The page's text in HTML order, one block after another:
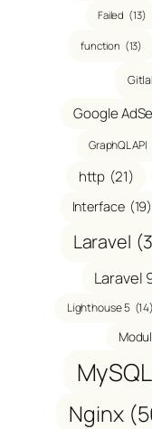
Failed (13)
function (13)
Google
GraphQL API
http (21)
Interface (19)
Laravel
Laravel
Lighthouse 5 (14)
MySQL
Nginx